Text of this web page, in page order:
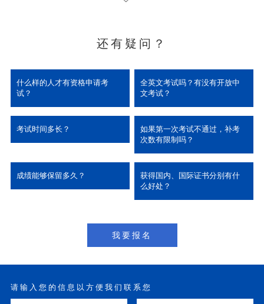
信息技术应用创新考试评价证书培训，全新启程！！
CPDA数据分析师认证即将开课！！
质量管理必须课-六西格玛绿带课程全新上线！！
基于国标的高级项目管理CSPM4火热报名中！！
还有疑问？
什么样的人才有资格申请考
试？
全英文考试吗？有没有开放中
文考试？
考试时间多长？
如果第一次考试不通过，补考
次数有限制吗？
成绩能够保留多久？
获得国内、国际证书分别有什
么好处？
我要报名
请输入您的信息以方便我们联系您